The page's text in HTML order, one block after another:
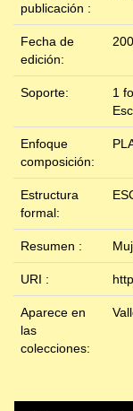
publicación :
Fecha de
edición:
Soporte:
1
Enfoque
composición:
Estructura
formal:
Resumen :
URI :
Aparece en
las
colecciones: